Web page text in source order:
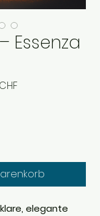
Essenza
elegante